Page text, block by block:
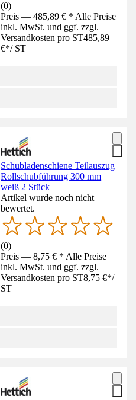
(0)
Preis — 485,89 € * Alle Preise
inkl. MwSt. und ggf. zzgl.
Versandkosten pro ST485,89
€*/ ST
Schubladenschiene Teilauszug
Rollschubführung 300 mm
weiß 2 Stück
Artikel wurde noch nicht
bewertet.
(0)
Preis — 8,75 € * Alle Preise
inkl. MwSt. und ggf. zzgl.
Versandkosten pro ST8,75 €*/
ST